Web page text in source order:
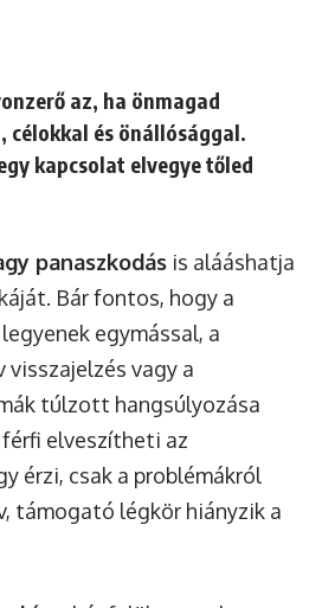
az, ha önmagad
célokkal és önállósággal.
kapcsolat elvegye tőled
panaszkodás is alááshatja
Bár fontos, hogy a
egymással, a
vagy a
túlzott hangsúlyozása
elveszítheti az
érzi, csak a problémákról
támogató légkör hiányzik a